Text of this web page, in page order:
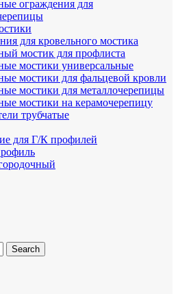
ограждения для
для кровельного мостика
мостик для профлиста
мостики универсальные
мостики для фальцевой кровли
мостики для металлочерепицы
мостики на керамочерепицу
трубчатые
для Г/К профилей
Search